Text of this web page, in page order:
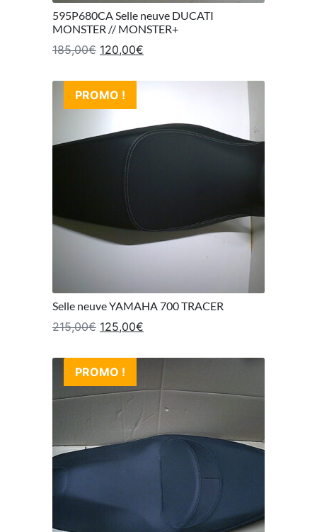
595P680CA Selle neuve DUCATI
MONSTER // MONSTER+
185,00€ Le prix initial était : 185,00€.
120,00€
PROMO !
Selle neuve YAMAHA 700 TRACER
215,00€ Le prix initial était : 215,00€.
125,00€
PROMO !